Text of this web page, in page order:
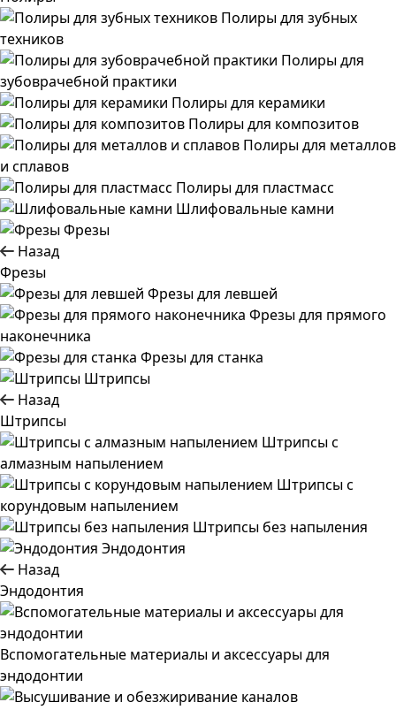
Полиры для зубных
техников
Полиры для
зубоврачебной практики
Полиры для керамики
Полиры для композитов
Полиры для металлов
и сплавов
Полиры для пластмасс
Шлифовальные камни
Фрезы
Назад
Фрезы
Фрезы для левшей
Фрезы для прямого
наконечника
Фрезы для станка
Штрипсы
Назад
Штрипсы
Штрипсы c
алмазным напылением
Штрипсы c
корундовым напылением
Штрипсы без напыления
Эндодонтия
Назад
Эндодонтия
Вспомогательные материалы и аксессуары для
эндодонтии